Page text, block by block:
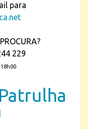
para
229